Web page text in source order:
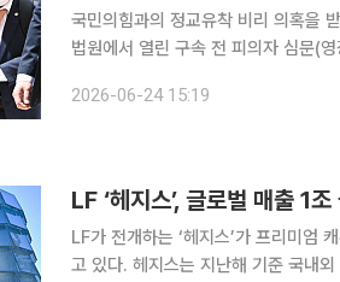
국민의힘과의 정교유착 비리 의혹을
법원에서 열린 구속 전 피의자 심문(
2026-06-24 15:19
LF가 전개하는 ‘헤지스’가 프리미엄
고 있다. 헤지스는 지난해 기준 국내외 합산 매출 1조원을 돌파했다. 특히 해외 매장 수가 국내를 넘